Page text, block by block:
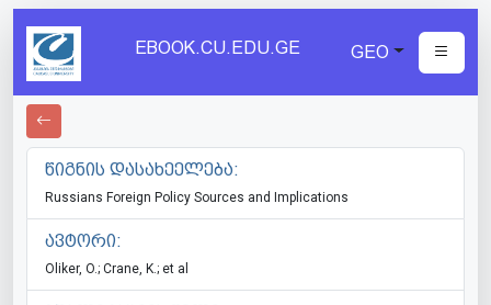
EBOOK.CU.EDU.GE GEO
წიგნის დასახეელება:
Russians Foreign Policy Sources and Implications
ავტორი:
Oliker, O.; Crane, K.; et al